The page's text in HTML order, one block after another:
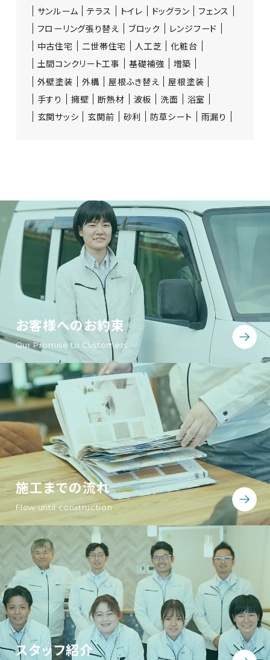
サンルーム
テラス トイレ ドッグラン
フェンス
フローリング張り替え
ブロック
レンジフード
中古住宅
二世帯住宅 人工芝
化粧台
土間コンクリート工事
基礎補強
増築
外壁塗装
外構 屋根ふき替え
屋根塗装
手すり
擁壁 断熱材 波板 洗面
浴室
玄関サッシ
玄関前 砂利 防草シート 雨漏り
お客様へのお約束
Our Promise to Customers
施工までの流れ
Flow until construction
スタッフ紹介